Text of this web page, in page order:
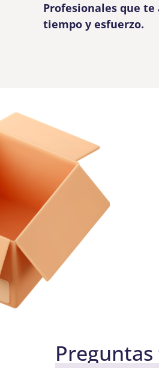
Profesionales que te
tiempo y esfuerzo.